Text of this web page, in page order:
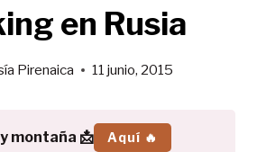
en Rusia
Pirenaica 11 junio, 2015
montaña 📩 Aquí 🔥